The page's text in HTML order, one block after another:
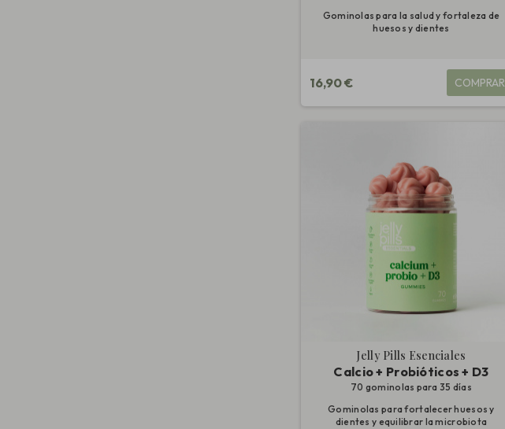
Gominolas para la salud y fortaleza de
huesos y dientes
16,90 € COMPRAR
Jelly Pills Esenciales
Calcio + Probióticos + D3
70 gominolas para 35 días
Gominolas para fortalecer huesos y
dientes y equilibrar la microbiota